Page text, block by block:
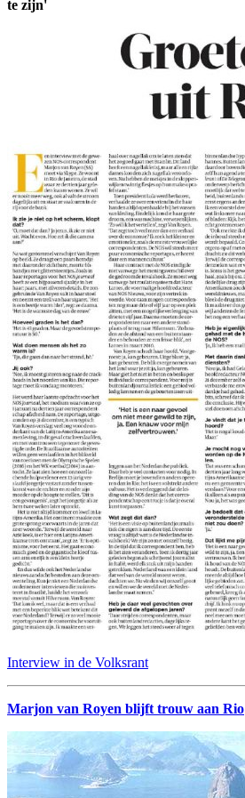
te zijn'
Interview in de Volksrant
Marjon van Royen blijft trouw aan Rio